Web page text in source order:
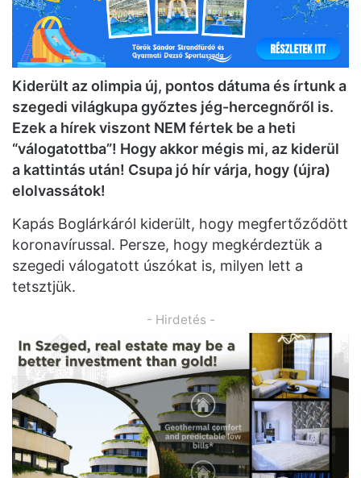
Kiderült az olimpia új, pontos dátuma és írtunk a
szegedi világkupa győztes jég-hercegnőről is.
Ezek a hírek viszont NEM fértek be a heti
“válogatottba”! Hogy akkor mégis mi, az kiderül
a kattintás után! Csupa jó hír várja, hogy (újra)
elolvassátok!
Kapás Boglárkáról kiderült, hogy megfertőződött
koronavírussal. Persze, hogy megkérdeztük a
szegedi válogatott úszókat is, milyen lett a
tetsztjük.
- Hirdetés -